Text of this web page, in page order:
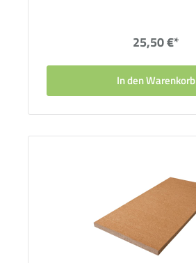
25,50 €*
In den Warenkorb